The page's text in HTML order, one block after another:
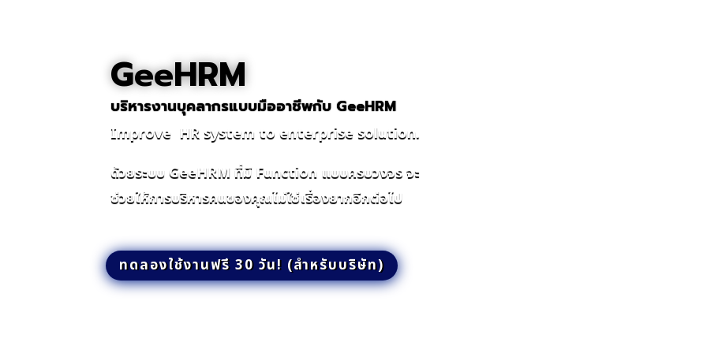
GeeHRM
บริหารงานบุคลากรแบบมืออาชีพกับ GeeHRM
Improve HR system to enterprise solution.
ด้วยระบบ GeeHRM ที่มี Function แบบครบวงจร จะ
ช่วยให้การบริหารคนของคุณไม่ใช่เรื่องยากอีกต่อไป
ทดลองใช้งานฟรี 30 วัน! (สำหรับบริษัท)